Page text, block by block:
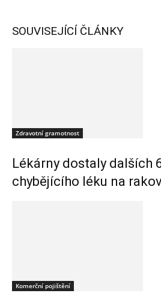
SOUVISEJÍCÍ ČLÁNKY
Zdravotní gramotnost
Lékárny dostaly dalších
chybějícího léku na
Komerční pojištění